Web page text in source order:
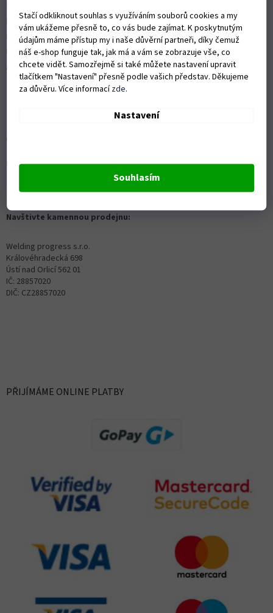
Stačí odkliknout souhlas s využíváním souborů cookies a my
vám ukážeme přesně to, co vás bude zajímat. K poskytnutým
údajům máme přístup my i naše důvěrní partneři, díky čemuž
náš e-shop funguje tak, jak má a vám se zobrazuje vše, co
chcete vidět. Samozřejmě si také můžete nastavení upravit
tlačítkem "Nastavení" přesně podle vašich představ. Děkujeme
za důvěru. Více informacízde.
Nastavení
Souhlasím
ISO 9001:2015
Politika kvality
Předváděcí stroje Husqvarna
Autorizovaný servis Husqvarna
Kontaktní formulář ZDE
Navštivte kamennou prodejnu:
Welding progress s.r.o.
Královéhradecká 698
Ústí nad Orlicí 562 01
IČ: 28857020
DIČ: CZ28857020
PŘIJÍMÁME ONLINE PLATBY